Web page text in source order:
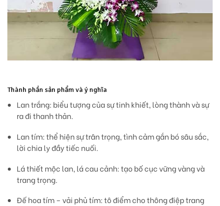
Thành phần sản phẩm và ý nghĩa
Lan trắng: biểu tượng của sự tinh khiết, lòng thành và sự
ra đi thanh thản.
Lan tím: thể hiện sự trân trọng, tình cảm gắn bó sâu sắc,
lời chia ly đầy tiếc nuối.
Lá thiết mộc lan, lá cau cảnh: tạo bố cục vững vàng và
trang trọng.
Đế hoa tím – vải phủ tím: tô điểm cho thông điệp trang